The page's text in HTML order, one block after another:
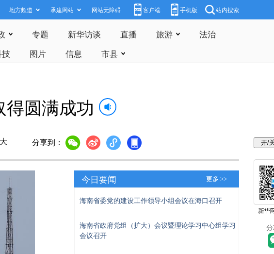
地方频道 承建网站 网站无障碍 客户端 手机版 站内搜索
专题 新华访谈 直播 旅游
法治
图片 信息 市县
圆满成功
大 分享到：
今日要闻 更多 >>
海南省委党的建设工作领导小组会议在海口召开
海南省政府党组（扩大）会议暨理论学习中心组学习
会议召开